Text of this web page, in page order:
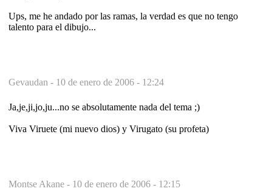
Ups, me he andado por las ramas, la verdad es que no tengo
talento para el dibujo...
Gevaudan - 10 de enero de 2006 - 12:24
Ja,je,ji,jo,ju...no se absolutamente nada del tema ;)
Viva Viruete (mi nuevo dios) y Virugato (su profeta)
Montse Akane - 10 de enero de 2006 - 12:15